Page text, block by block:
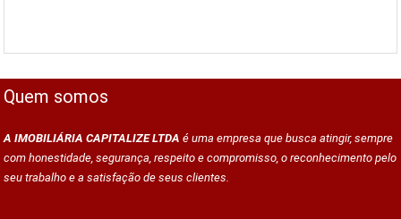
Quem somos
A IMOBILIÁRIA CAPITALIZE LTDA é uma empresa que busca atingir, sempre
com honestidade, segurança, respeito e compromisso, o reconhecimento pelo
seu trabalho e a satisfação de seus clientes.